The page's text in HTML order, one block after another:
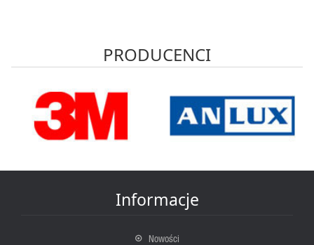
PRODUCENCI
Informacje
Nowości